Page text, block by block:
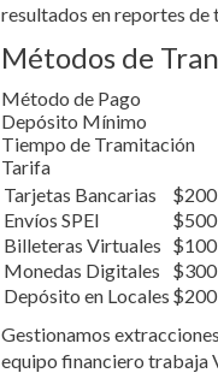
resultados en reportes
Métodos de
Método de Pago
Depósito Mínimo
Tiempo de Tramitación
Tarifa
Tarjetas Bancarias
Envíos SPEI
Billeteras Virtuales
Monedas Digitales
Depósito en Locales
Gestionamos
equipo financiero trabaja